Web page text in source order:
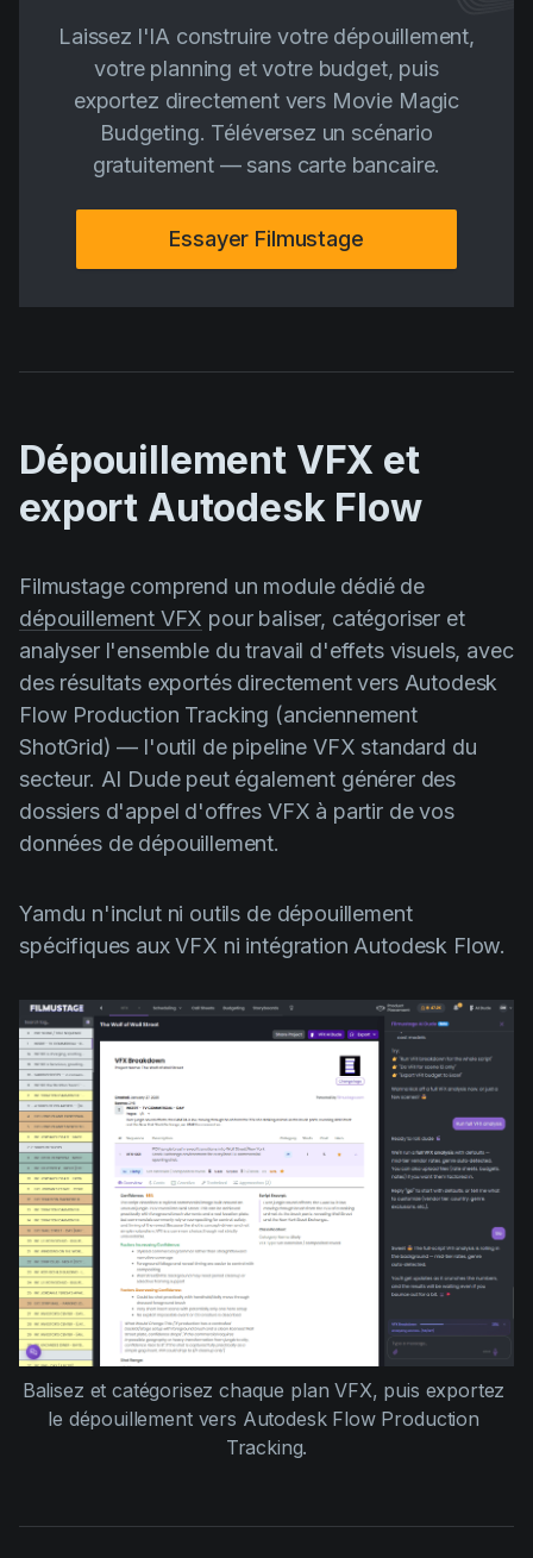
Laissez l'IA construire votre dépouillement,
votre planning et votre budget, puis
exportez directement vers Movie Magic
Budgeting. Téléversez un scénario
gratuitement — sans carte bancaire.
Essayer Filmustage
Dépouillement VFX et
export Autodesk Flow
Filmustage comprend un module dédié de
dépouillement VFX pour baliser, catégoriser et
analyser l'ensemble du travail d'effets visuels, avec
des résultats exportés directement vers Autodesk
Flow Production Tracking (anciennement
ShotGrid) — l'outil de pipeline VFX standard du
secteur. AI Dude peut également générer des
dossiers d'appel d'offres VFX à partir de vos
données de dépouillement.
Yamdu n'inclut ni outils de dépouillement
spécifiques aux VFX ni intégration Autodesk Flow.
Balisez et catégorisez chaque plan VFX, puis exportez
le dépouillement vers Autodesk Flow Production
Tracking.